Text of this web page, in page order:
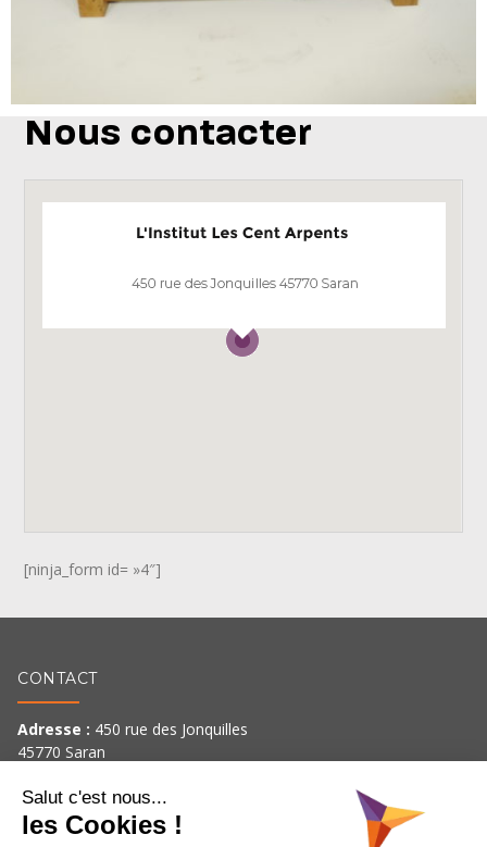
Nous contacter
[ninja_form id= »4″]
CONTACT
Adresse : 450 rue des Jonquilles
45770 Saran
Horaires :
Salut c'est nous...
les Cookies !